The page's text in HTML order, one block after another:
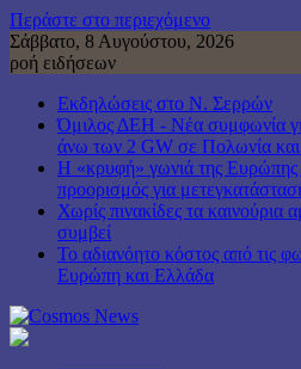
Περάστε στο περιεχόμενο
Σάββατο, 8 Αυγούστου, 2026
ροή ειδήσεων
Εκδηλώσεις στο Ν. Σερρών
Όμιλος ΔΕΗ - Νέα συμφωνία
άνω των 2 GW σε Πολωνία
Η «κρυφή» γωνιά της Ευρώπης
προορισμός για
Χωρίς πινακίδες τα καινούρια
συμβεί
Το αδιανόητο κόστος από τις
Ευρώπη και Ελλάδα